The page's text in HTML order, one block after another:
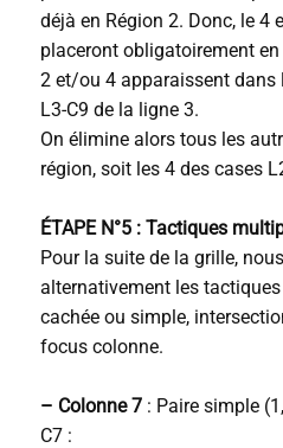
déjà en Région 2. Donc, le 4
placeront obligatoirement
2 et/ou 4 apparaissent dans
L3-C9 de la ligne 3.
On élimine alors tous les
région, soit les 4 des cases
ÉTAPE N°5 : Tactiques
Pour la suite de la grille,
alternativement les
cachée ou simple,
focus colonne.
– Colonne 7 : Paire simple
C7 :